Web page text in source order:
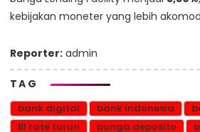
kebijakan moneter yang lebih
Reporter: admin
TAG
bank digital bank indonesia
BI rate turun
bunga deposito